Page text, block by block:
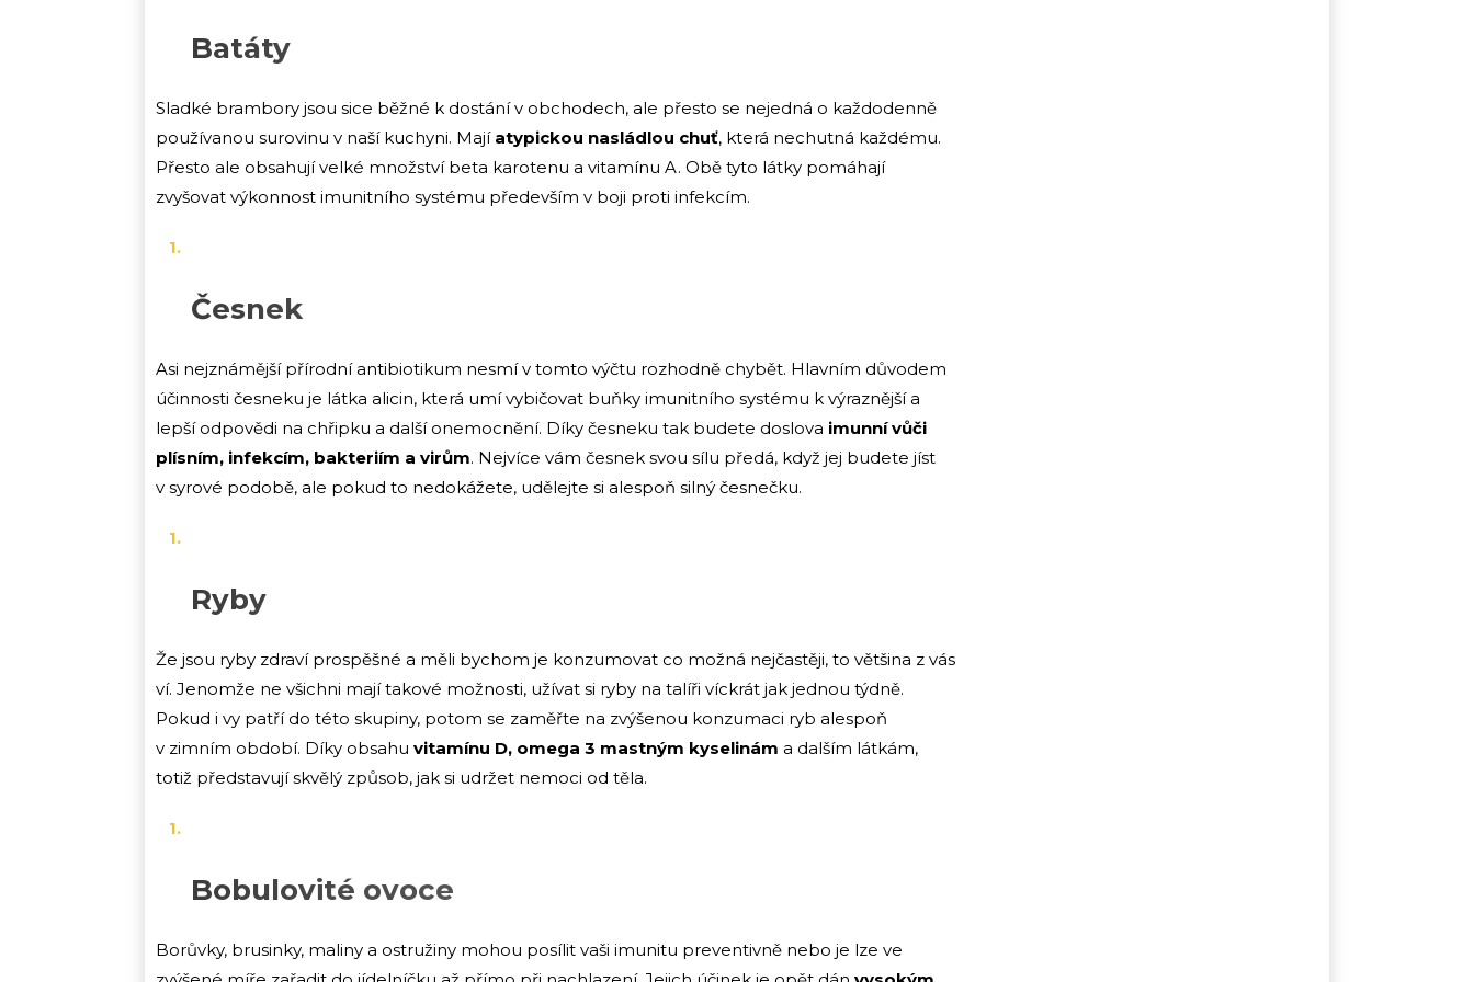
Batáty
Sladké brambory jsou sice běžné k dostání v obchodech, ale přesto se nejedná o každodenně
používanou surovinu v naší kuchyni. Mají atypickou nasládlou chuť, která nechutná každému.
Přesto ale obsahují velké množství beta karotenu a vitamínu A. Obě tyto látky pomáhají
zvyšovat výkonnost imunitního systému především v boji proti infekcím.
Česnek
Asi nejznámější přírodní antibiotikum nesmí v tomto výčtu rozhodně chybět. Hlavním důvodem
účinnosti česneku je látka alicin, která umí vybičovat buňky imunitního systému k výraznější a
lepší odpovědi na chřipku a další onemocnění. Díky česneku tak budete doslova imunní vůči
plísním, infekcím, bakteriím a virům. Nejvíce vám česnek svou sílu předá, když jej budete jíst
v syrové podobě, ale pokud to nedokážete, udělejte si alespoň silný česnečku.
Ryby
Že jsou ryby zdraví prospěšné a měli bychom je konzumovat co možná nejčastěji, to většina z vás
ví. Jenomže ne všichni mají takové možnosti, užívat si ryby na talíři víckrát jak jednou týdně.
Pokud i vy patří do této skupiny, potom se zaměřte na zvýšenou konzumaci ryb alespoň
v zimním období. Díky obsahu vitamínu D, omega 3 mastným kyselinám a dalším látkám,
totiž představují skvělý způsob, jak si udržet nemoci od těla.
Bobulovité ovoce
Borůvky, brusinky, maliny a ostružiny mohou posílit vaši imunitu preventivně nebo je lze ve